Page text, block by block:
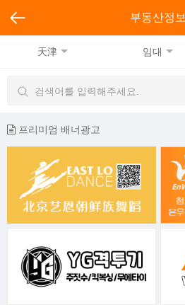
부동산정보
天津 임대
프리미엄 배너광고